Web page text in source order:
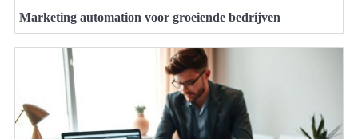
Marketing automation voor groeiende bedrijven